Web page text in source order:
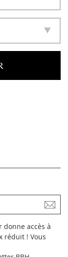
accès à
réduit ! Vous